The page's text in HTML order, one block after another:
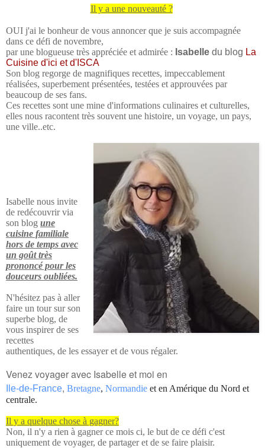
Il y a une nouveauté ?
OUI j'ai le bonheur de vous annoncer que je suis accompagnée
dans ce défi de novembre,
par une blogueuse très appréciée et admirée : Isabelle du blog La
Cuisine d'ici et d'ISCA
Son blog regorge de magnifiques recettes, impeccablement
réalisées, superbement présentées, testées et approuvées par
beaucoup de ses fans.
Ces recettes sont une mine d'informations culinaires et culturelles,
elles nous racontent très souvent une histoire, un voyage, un pays,
une ville..etc.
Isabelle nous invite
de redécouvrir via
son blog une
cuisine familiale
hors de temps avec
un goût très
prononcé pour les
douceurs oubliées.
N'hésitez pas à aller
faire un tour sur son
superbe blog, de
vous inspirer de ses
recettes
authentiques, de les essayer et de vous régaler.
Venez voyager avec Isabelle et moi en
Ile-de-France, Bretagne, Normandie et en Amérique du Nord et
centrale.
Il y a quelque chose à gagner?
Non, il n'y a rien à gagner ce mois ci, le but de ce défi c'est
uniquement de voyager, de partager et de se faire plaisir.